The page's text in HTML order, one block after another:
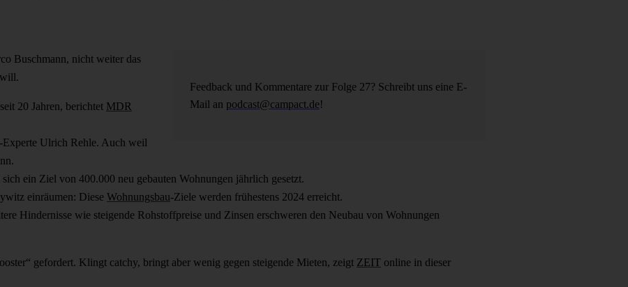
Feedback und Kommentare zur Folge 27? Schreibt uns eine E-
Mail an podcast@campact.de!
Buschmann, nicht weiter das
20 Jahren, berichtet MDR
Experte Ulrich Rehle. Auch weil
sich ein Ziel von 400.000 neu gebauten Wohnungen jährlich gesetzt.
einräumen: Diese Wohnungsbau-Ziele werden frühestens 2024 erreicht.
Hindernisse wie steigende Rohstoffpreise und Zinsen erschweren den Neubau von Wohnungen
gefordert. Klingt catchy, bringt aber wenig gegen steigende Mieten, zeigt ZEIT online in dieser